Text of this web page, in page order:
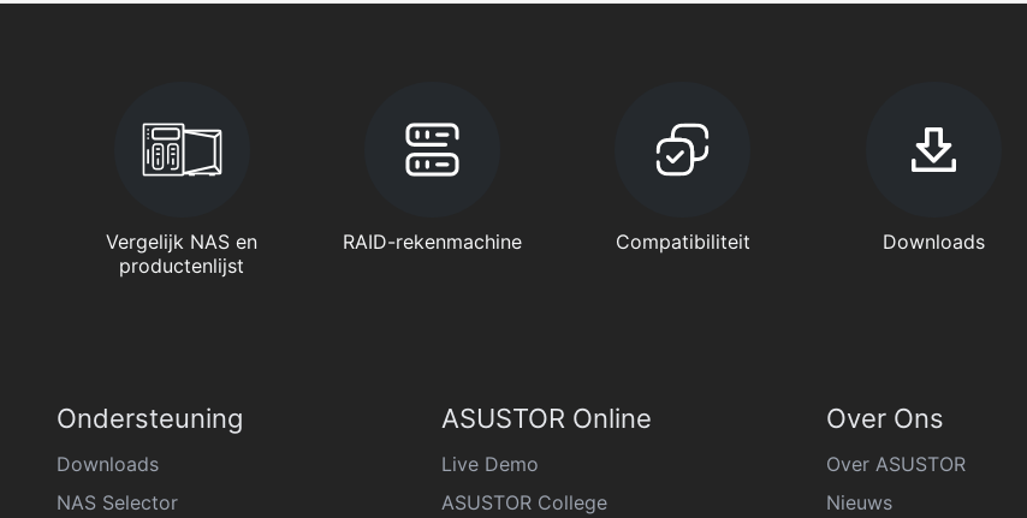
Vergelijk NAS en
productenlijst
RAID-rekenmachine Compatibiliteit Downloads
Ondersteuning
Downloads
NAS Selector
ASUSTOR Online
Live Demo
ASUSTOR College
Over Ons
Over ASUSTOR
Nieuws